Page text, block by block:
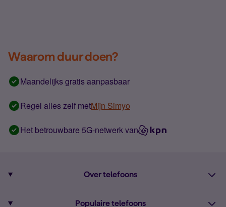
Waarom duur doen?
Maandelijks gratis aanpasbaar
Regel alles zelf metMijn Simyo
Het betrouwbare 5G-netwerk van
Over telefoons
Populaire telefoons